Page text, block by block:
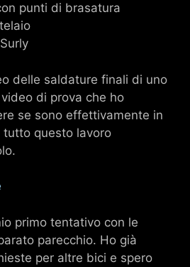
punti di brasatura
delle saldature finali di uno
di prova che ho
se sono effettivamente in
questo lavoro
primo tentativo con le
parecchio. Ho già
per altre bici e spero